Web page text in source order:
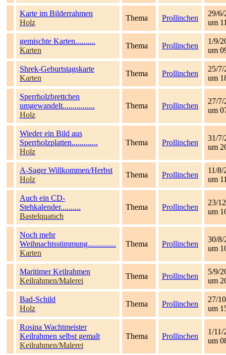
Karte im Bilderrahmen
Holz
Thema Prollinchen
29/6/
um
gemischte Karten..........
Karten
Thema Prollinchen
1/9/
um
Shrek-Geburtstagskarte
Karten
Thema Prollinchen
25/7/
um
Sperrholzbrettchen
umgewandelt................
Holz
Thema Prollinchen
27/7/
um
Wieder ein Bild aus
Sperrholzplatten.............
Holz
Thema Prollinchen
31/7/
um
A-Sager Willkommen/Herbst
Holz
Thema Prollinchen
11/8/
um
Auch ein CD-
Stehkalender..........
Bastelquatsch
Thema Prollinchen
23/
um
Noch mehr
Weihnachtsstimmung..............
Karten
Thema Prollinchen
30/8/
um
Maritimer Keilrahmen
Keilrahmen/Malerei
Thema Prollinchen
5/9/
um
Bad-Schild
Holz
Thema Prollinchen
27/
um
Rosina Wachtmeister
Keilrahmen selbst gemalt
Keilrahmen/Malerei
Thema Prollinchen
1/11/
um